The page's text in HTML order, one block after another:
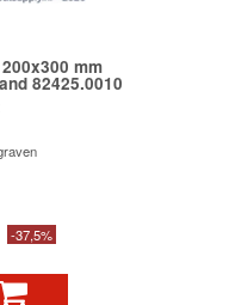
mm
82425.0010
-37,5%